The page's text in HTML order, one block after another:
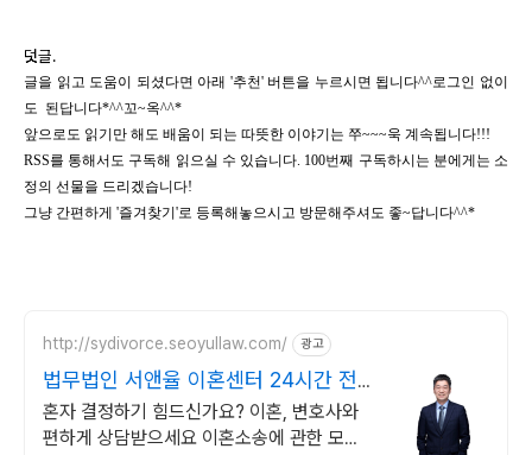
덧글.
글을 읽고 도움이 되셨다면 아래 '추천' 버튼을 누르시면 됩니다^^로그인 없이
도 된답니다*^^꼬~옥^^*
앞으로도 읽기만 해도 배움이 되는 따뜻한 이야기는 쭈~~~욱 계속됩니다!!!
RSS를 통해서도 구독해 읽으실 수 있습니다. 100번째 구독하시는 분에게는 소
정의 선물을 드리겠습니다!
그냥 간편하게 '즐겨찾기'로 등록해놓으시고 방문해주셔도 좋~답니다^^*
http://sydivorce.seoyullaw.com/ 광고
법무법인 서앤율 이혼센터 24시간 전
국 상담 진행중!
혼자 결정하기 힘드신가요? 이혼, 변호사와
편하게 상담받으세요 이혼소송에 관한 모든